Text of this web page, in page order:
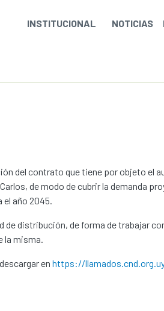
INSTITUCIONAL
NOTICIAS
del contrato que tiene por objeto el
de modo de cubrir la demanda
año 2045.
distribución, de forma de trabajar
la misma.
en https://